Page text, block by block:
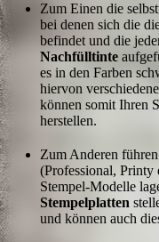
Zum Einen die
bei denen sich die
befindet und die
Nachfülltinte
es in den Farben
hiervon
können somit Ihren
herstellen.
Zum Anderen
(Professional, Printy
Stempel-Modelle
Stempelplatten
und können auch